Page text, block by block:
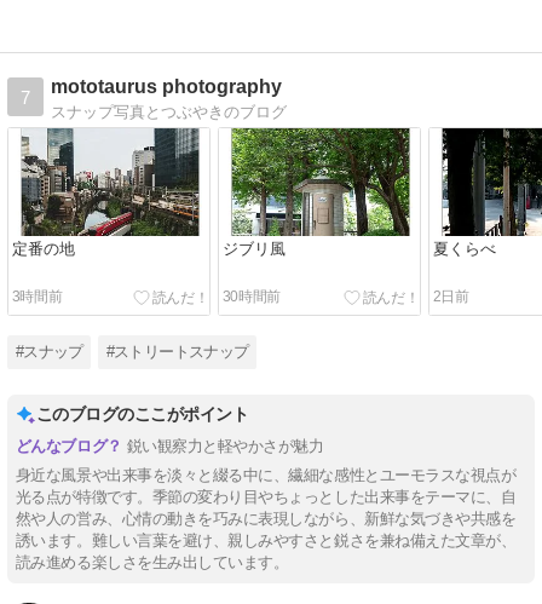
7
mototaurus photography
スナップ写真とつぶやきのブログ
定番の地
3時間前
ジブリ風
30時間前
夏くらべ
2日前
#スナップ #ストリートスナップ
このブログのここがポイント
鋭い観察力と軽やかさが魅力
身近な風景や出来事を淡々と綴る中に、繊細な感性とユーモラスな視点が
光る点が特徴です。季節の変わり目やちょっとした出来事をテーマに、自
然や人の営み、心情の動きを巧みに表現しながら、新鮮な気づきや共感を
誘います。難しい言葉を避け、親しみやすさと鋭さを兼ね備えた文章が、
読み進める楽しさを生み出しています。